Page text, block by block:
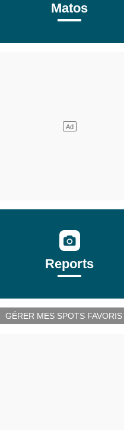
Matos
Reports
GÉRER MES SPOTS FAVORIS